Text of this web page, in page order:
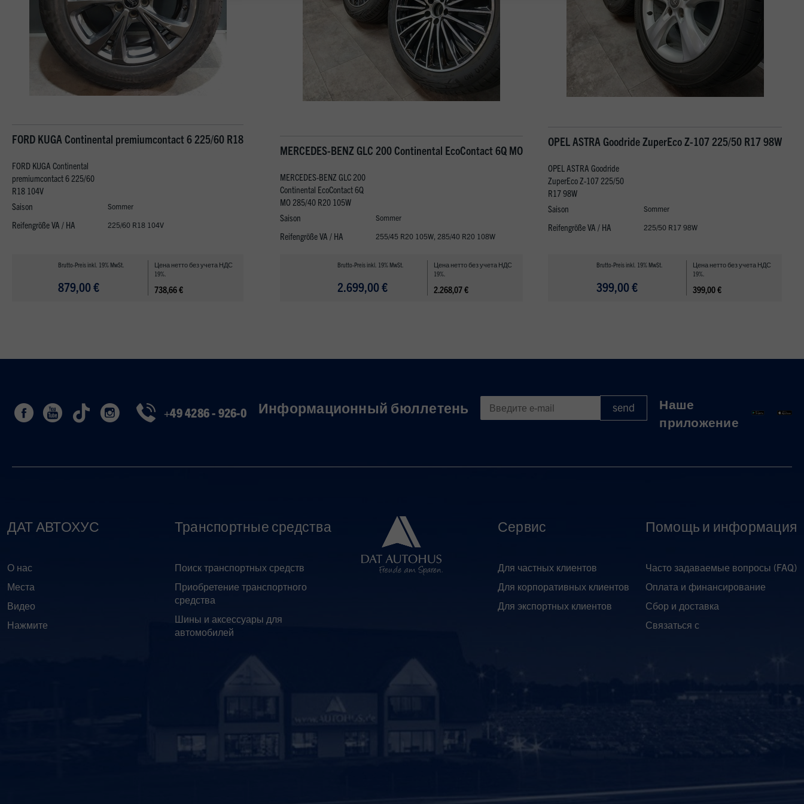
FORD KUGA Continental premiumcontact 6 225/60 R18
FORD KUGA Continental
premiumcontact 6 225/60
R18 104V
Saison
Sommer
Reifengröße VA / HA 225/60 R18 104V
Brutto-Preis inkl. 19% MwSt.
879,00 €
Цена нетто без учета НДС
19%.
738,66 €
MERCEDES-BENZ GLC 200 Continental EcoContact 6Q MO
MERCEDES-BENZ GLC 200
Continental EcoContact 6Q
MO 285/40 R20 105W
Saison
Sommer
Reifengröße VA / HA 255/45 R20 105W, 285/40 R20 108W
Brutto-Preis inkl. 19% MwSt.
2.699,00 €
Цена нетто без учета НДС
19%.
2.268,07 €
OPEL ASTRA Goodride ZuperEco Z-107 225/50 R17 98W
OPEL ASTRA Goodride
ZuperEco Z-107 225/50
R17 98W
Saison
Sommer
Reifengröße VA / HA 225/50 R17 98W
Brutto-Preis inkl. 19% MwSt.
399,00 €
Цена нетто без учета НДС
19%.
399,00 €
+49 4286 - 926-0 Информационный бюллетень
Наше
приложение
ДАТ АВТОХУС
О нас
Места
Видео
Нажмите
Транспортные средства
Поиск транспортных средств
Приобретение транспортного
средства
Шины и аксессуары для
автомобилей
Сервис
Для частных клиентов
Для корпоративных клиентов
Для экспортных клиентов
Помощь и информация
Часто задаваемые вопросы (FAQ)
Оплата и финансирование
Сбор и доставка
Связаться с